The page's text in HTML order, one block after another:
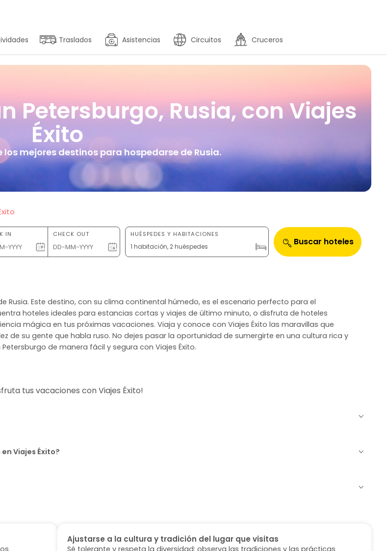
Traslados Asistencias Circuitos Cruceros
Petersburgo, Rusia, con Viajes
Éxito
los mejores destinos para hospedarse de Rusia.
IN CHECK OUT HUÉSPEDES Y HABITACIONES
1 habitación, 2 huéspedes Buscar hoteles
Rusia. Este destino, con su clima continental húmedo, es el escenario perfecto para el
hoteles ideales para estancias cortas y viajes de último minuto, o disfruta de hoteles
mágica en tus próximas vacaciones. Viaja y conoce con Viajes Éxito las maravillas que
de su gente que habla ruso. No dejes pasar la oportunidad de sumergirte en una cultura rica y
de manera fácil y segura con Viajes Éxito.
tus vacaciones con Viajes Éxito!
Viajes Éxito?
Ajustarse a la cultura y tradición del lugar que visitas